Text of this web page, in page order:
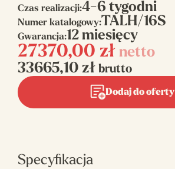
Czas realizacji:4-6 tygodni
Numer katalogowy:TALH/16S
Gwarancja:12 miesięcy
27370,00 zł netto
33665,10 zł brutto
Dodaj do oferty
Specyfikacja